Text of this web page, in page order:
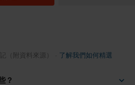
（附資料來源） 了解我們如何精選
？